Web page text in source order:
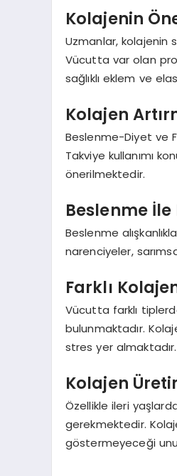
Kolajenin
Uzmanlar, kolajenin
Vücutta var olan
sağlıklı eklem ve
Kolajen
Beslenme-Diyet ve
Takviye kullanımı
önerilmektedir.
Beslenme
Beslenme
narenciyeler,
Farklı
Vücutta farklı
bulunmaktadır.
stres yer almaktadır.
Kolajen
Özellikle ileri
gerekmektedir.
göstermeyeceği